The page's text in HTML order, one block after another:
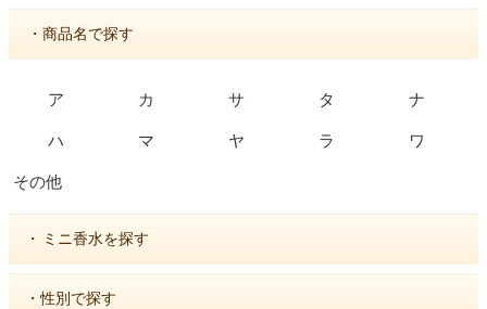
・商品名で探す
ア カ サ タ ナ
ハ マ ヤ ラ ワ
その他
・ ミニ香水を探す
・性別で探す